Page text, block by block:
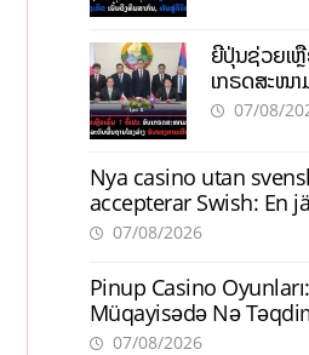
ຍີ່ປຸ່ນຊ່ວຍເ
ເກຣດສະໜາ
ການເຕີບໂຕ
07/08/
Nya casino utan
accepterar Swish: En
07/08/2026
Pinup Casino
Müqayisədə Nə
07/08/2026